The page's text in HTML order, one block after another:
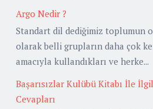
Argo Nedir ?
Standart dil dediğimiz toplumun
olarak belli grupların daha çok
amacıyla kullandıkları ve herke...
Başarısızlar Kulübü Kitabı İle
Cevapları